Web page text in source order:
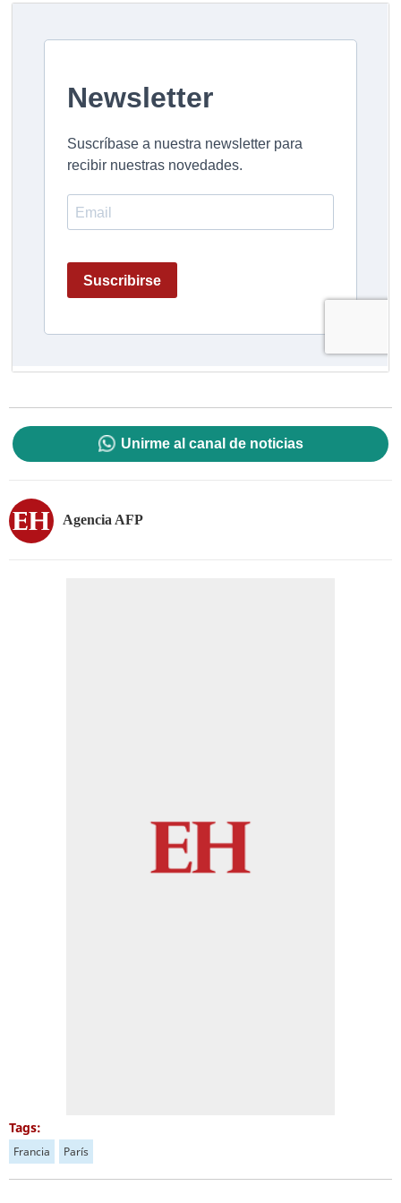
Unirme al canal de noticias
Agencia AFP
Tags:
Francia París